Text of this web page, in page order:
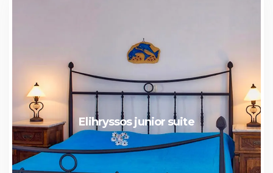
Elihryssos junior suite